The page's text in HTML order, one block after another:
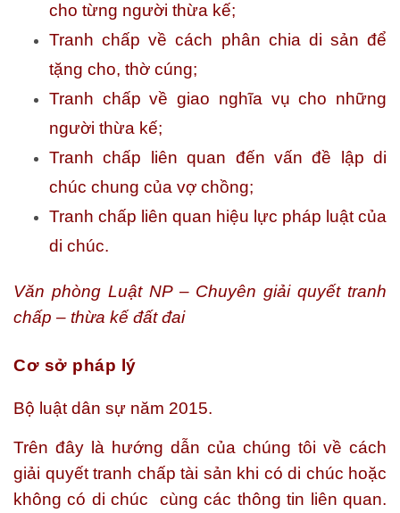
cho từng người thừa kế;
Tranh chấp về cách phân chia di sản để
tặng cho, thờ cúng;
Tranh chấp về giao nghĩa vụ cho những
người thừa kế;
Tranh chấp liên quan đến vấn đề lập di
chúc chung của vợ chồng;
Tranh chấp liên quan hiệu lực pháp luật của
di chúc.
Văn phòng Luật NP – Chuyên giải quyết tranh
chấp – thừa kế đất đai
Cơ sở pháp lý
Bộ luật dân sự năm 2015.
Trên đây là hướng dẫn của chúng tôi về cách
giải quyết tranh chấp tài sản khi có di chúc hoặc
không có di chúc
cùng các thông tin liên quan.